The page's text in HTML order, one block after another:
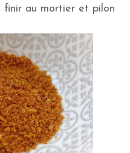
finir au mortier et pilon